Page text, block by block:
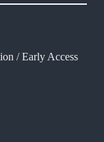
/ Early Access